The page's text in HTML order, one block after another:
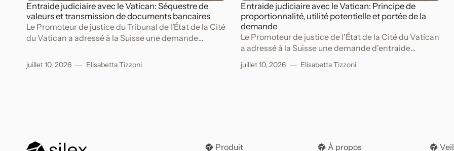
Entraide judiciaire avec le Vatican: Séquestre de
valeurs et transmission de documents bancaires
Le Promoteur de justice du Tribunal de l’État de la Cité
du Vatican a adressé à la Suisse une demande
pénale pour péculat, escroquerie, appropriation
indue et blanchiment d’argent.
juillet 10, 2026 Elisabetta Tizzoni
Entraide judiciaire avec le Vatican: Principe de
proportionnalité, utilité potentielle et portée de la
demande
Le Promoteur de justice de l'État de la Cité du Vatican
a adressé à la Suisse une demande d'entraide
péculat, escroquerie, appropriation indue et
juillet 10, 2026 Elisabetta Tizzoni
Produit À propos